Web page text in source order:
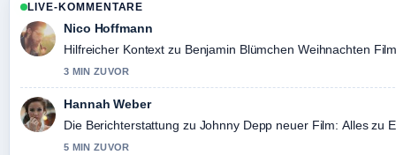
LIVE-KOMMENTARE
Nico Hoffmann
Hilfreicher Kontext zu Benjamin Blümchen Weihnachten
3 MIN ZUVOR
Hannah Weber
Die Berichterstattung zu Johnny Depp neuer Film: Alles zu
5 MIN ZUVOR